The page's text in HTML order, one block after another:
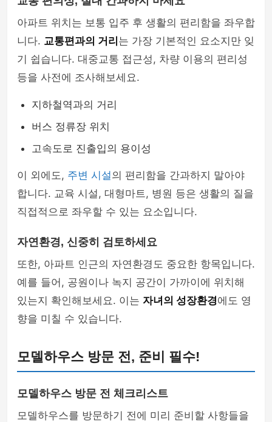
아파트 위치는 보통 입주 후 생활의 편리함을 좌우합
니다. 교통편과의 거리 는 가장 기본적인 요소지만 잊
기 쉽습니다. 대중교통 접근성, 차량 이용의 편리성
등을 사전에 조사해보세요.
지하철역과의 거리
버스 정류장 위치
고속도로 진출입의 용이성
이 외에도, 주변 시설 의 편리함을 간과하지 말아야
합니다. 교육 시설, 대형마트, 병원 등은 생활의 질을
직접적으로 좌우할 수 있는 요소입니다.
자연환경, 신중히 검토하세요
또한, 아파트 인근의 자연환경도 중요한 항목입니다.
예를 들어, 공원이나 녹지 공간이 가까이에 위치해
있는지 확인해보세요. 이는 자녀의 성장환경에도 영
향을 미칠 수 있습니다.
모델하우스 방문 전, 준비 필수!
모델하우스 방문 전 체크리스트
모델하우스를 방문하기 전에 미리 준비할 사항들을